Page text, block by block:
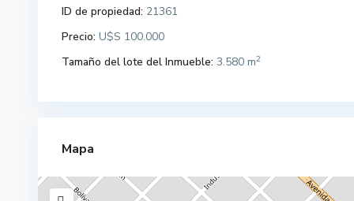
ID de propiedad: 21361
Precio: U$S 100.000
Tamaño del lote del Inmueble: 3.580 m2
Mapa